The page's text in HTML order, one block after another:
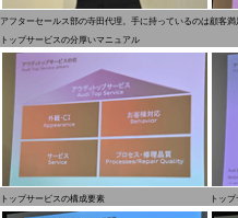
アフターセールス部の寺田代理。手に持っているのは
トップサービスの分厚いマニュアル
顧客満
トップサービスの構成要素 トッ